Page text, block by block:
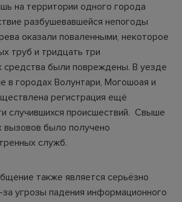
на территории одного города
разбушевавшейся непогоды
оказали поваленными, некоторое
труб и тридцать три
средства были повреждены. В уезде
в городах Волунтари, Могошоая и
регистрация ещё
случившихся происшествий. Свыше
вызовов было получено
служб.
также является серьёзно
угрозы падения информационного